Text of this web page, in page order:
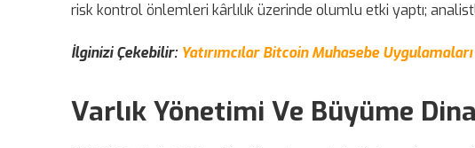
risk kontrol önlemleri kârlılık üzerinde olumlu etki yaptı;
İlginizi Çekebilir: Yatırımcılar Bitcoin Muhasebe
Varlık Yönetimi Ve Büyüme